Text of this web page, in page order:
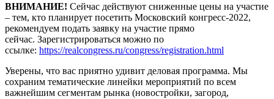
ВНИМАНИЕ! Сейчас действуют сниженные цены на участие
– тем, кто планирует посетить Московский конгресс-2022,
рекомендуем подать заявку на участие прямо
сейчас. Зарегистрироваться можно по
ссылке: https://realcongress.ru/congress/registration.html
Уверены, что вас приятно удивит деловая программа. Мы
сохраним тематические линейки мероприятий по всем
важнейшим сегментам рынка (новостройки, загород,